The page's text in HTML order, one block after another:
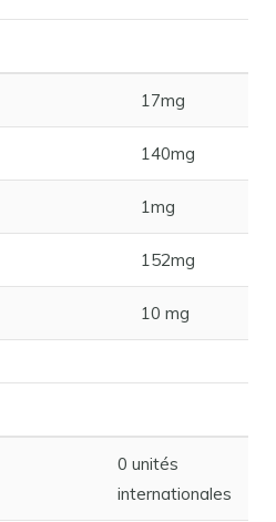
17mg
140mg
1mg
152mg
10 mg
0 unités
internationales